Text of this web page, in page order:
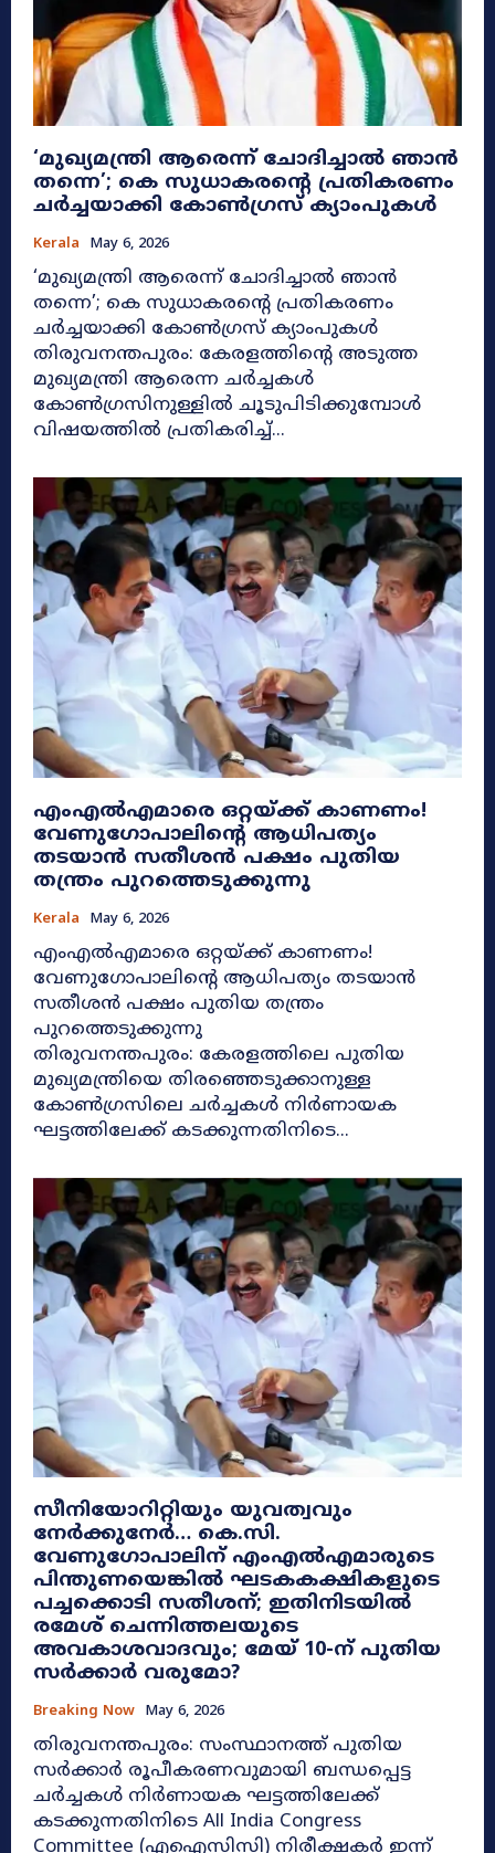
‘മുഖ്യമന്ത്രി ആരെന്ന് ചോദിച്ചാൽ ഞാൻ
തന്നെ’; കെ സുധാകരന്റെ പ്രതികരണം
ചർച്ചയാക്കി കോൺഗ്രസ് ക്യാംപുകൾ
Kerala May 6, 2026
‘മുഖ്യമന്ത്രി ആരെന്ന് ചോദിച്ചാൽ ഞാൻ
തന്നെ’; കെ സുധാകരന്റെ പ്രതികരണം
ചർച്ചയാക്കി കോൺഗ്രസ് ക്യാംപുകൾ
തിരുവനന്തപുരം: കേരളത്തിന്റെ അടുത്ത
മുഖ്യമന്ത്രി ആരെന്ന ചർച്ചകൾ
കോൺഗ്രസിനുള്ളിൽ ചൂടുപിടിക്കുമ്പോൾ
വിഷയത്തിൽ പ്രതികരിച്ച്...
എംഎൽഎമാരെ ഒറ്റയ്ക്ക് കാണണം!
വേണുഗോപാലിന്റെ ആധിപത്യം
തടയാൻ സതീശൻ പക്ഷം പുതിയ
തന്ത്രം പുറത്തെടുക്കുന്നു
Kerala May 6, 2026
എംഎൽഎമാരെ ഒറ്റയ്ക്ക് കാണണം!
വേണുഗോപാലിന്റെ ആധിപത്യം തടയാൻ
സതീശൻ പക്ഷം പുതിയ തന്ത്രം
പുറത്തെടുക്കുന്നു
തിരുവനന്തപുരം: കേരളത്തിലെ പുതിയ
മുഖ്യമന്ത്രിയെ തിരഞ്ഞെടുക്കാനുള്ള
കോൺഗ്രസിലെ ചർച്ചകൾ നിർണായക
ഘട്ടത്തിലേക്ക് കടക്കുന്നതിനിടെ...
സീനിയോറിറ്റിയും യുവത്വവും
നേർക്കുനേർ… കെ.സി.
വേണുഗോപാലിന് എംഎൽഎമാരുടെ
പിന്തുണയെങ്കിൽ ഘടകകക്ഷികളുടെ
പച്ചക്കൊടി സതീശന്; ഇതിനിടയിൽ
രമേശ് ചെന്നിത്തലയുടെ
അവകാശവാദവും; മേയ് 10-ന് പുതിയ
സർക്കാർ വരുമോ?
Breaking Now May 6, 2026
തിരുവനന്തപുരം: സംസ്ഥാനത്ത് പുതിയ
സർക്കാർ രൂപീകരണവുമായി ബന്ധപ്പെട്ട
ചർച്ചകൾ നിർണായക ഘട്ടത്തിലേക്ക്
കടക്കുന്നതിനിടെ All India Congress
Committee (എഐസിസി) നിരീക്ഷകർ ഇന്ന്